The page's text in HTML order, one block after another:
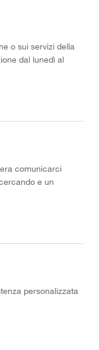
o sui servizi della
dal lunedì al
comunicarci
e un
personalizzata